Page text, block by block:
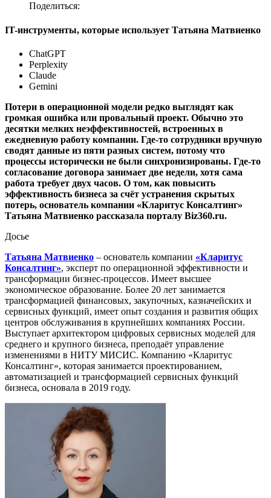
Поделиться:
IT-инструменты, которые использует Татьяна Матвиенко
ChatGPT
Perplexity
Claude
Gemini
Потери в операционной модели редко выглядят как
громкая ошибка или провальный проект. Обычно это
десятки мелких неэффективностей, встроенных в
ежедневную работу компании. Где-то сотрудники вручную
сводят данные из пяти разных систем, потому что
процессы исторически не были синхронизированы. Где-то
согласование договора занимает две недели, хотя сама
работа требует двух часов. О том, как повысить
эффективность бизнеса за счёт устранения скрытых
потерь, основатель компании «Кларитус Консалтинг»
Татьяна Матвиенко рассказала порталу Biz360.ru.
Досье
Татьяна Матвиенко – основатель компании «Кларитус
Консалтинг», эксперт по операционной эффективности и
трансформации бизнес-процессов. Имеет высшее
экономическое образование. Более 20 лет занимается
трансформацией финансовых, закупочных, казначейских и
сервисных функций, имеет опыт создания и развития общих
центров обслуживания в крупнейших компаниях России.
Выступает архитектором цифровых сервисных моделей для
среднего и крупного бизнеса, преподаёт управление
изменениями в НИТУ МИСИС. Компанию «Кларитус
Консалтинг», которая занимается проектированием,
автоматизацией и трансформацией сервисных функций
бизнеса, основала в 2019 году.